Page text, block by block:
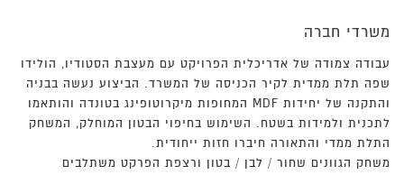
אודות
קירות / לוחות
חדרי רחצה מעוצבים
משטחי בטון למטבח
מטבח חוץ
משרדי חברה
עבודה צמודה של אדריכלית הפרויקט עם מעצבת הסטודיו, הולידו
שפה תלת ממדית לקיר הכניסה של המשרד. הביצוע נעשה בבניה
והתקנה של יחידות MDF המחופות מיקרוטופינג בטונדה והותאמו
לתכנית ולמידות בשטח. השימוש בחיפוי הבטון המוחלק, המשחק
התלת ממדי והתאורה חיברו חזות ייחודית.
משחק הגוונים שחור / לבן / בטון ורצפת הפרקט משתלבים